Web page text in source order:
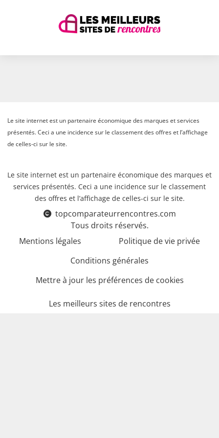
Le site internet est un partenaire économique des marques et services
présentés. Ceci a une incidence sur le classement des offres et l’affichage
de celles-ci sur le site.
Le site internet est un partenaire économique des marques et
services présentés. Ceci a une incidence sur le classement
des offres et l’affichage de celles-ci sur le site.
topcomparateurrencontres.com
Tous droits réservés.
Mentions légales
Politique de vie privée
Conditions générales
Mettre à jour les préférences de cookies
Les meilleurs sites de rencontres